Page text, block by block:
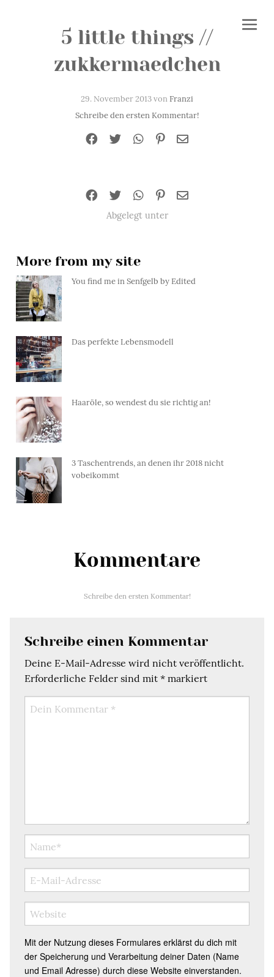
5 little things //
zukkermaedchen
29. November 2013 vonFranzi
Schreibe den ersten Kommentar!
Abgelegt unter
More from my site
You find me in Senfgelb by Edited
Das perfekte Lebensmodell
Haaröle, so wendest du sie richtig an!
3 Taschentrends, an denen ihr 2018 nicht
vobeikommt
Kommentare
Schreibe den ersten Kommentar!
Schreibe einen Kommentar
Deine E-Mail-Adresse wird nicht veröffentlicht.
Erforderliche Felder sind mit * markiert
Mit der Nutzung dieses Formulares erklärst du dich mit
der Speicherung und Verarbeitung deiner Daten (Name
und Email Adresse) durch diese Website einverstanden.